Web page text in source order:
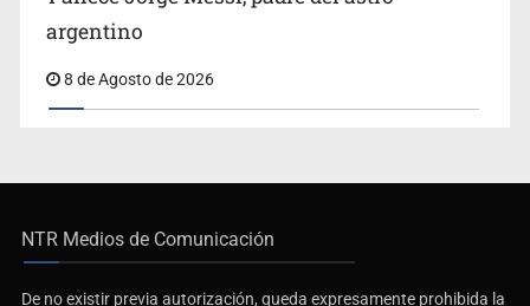
argentino
8 de Agosto de 2026
NTR Medios de Comunicación
De no existir previa autorización, queda expresamente prohibida la